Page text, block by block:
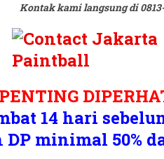
Kontak kami langsung di
PENTING
14 hari
DP minimal 50%